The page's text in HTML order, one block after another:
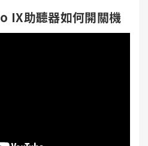
IX助聽器如何開關機